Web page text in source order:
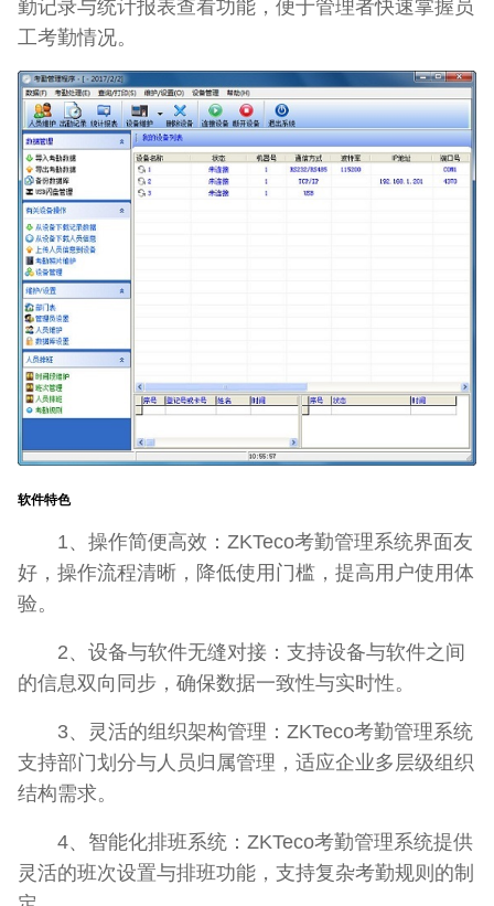
勤记录与统计报表查看功能，便于管理者快速掌握员
工考勤情况。
软件特色
1、操作简便高效：ZKTeco考勤管理系统界面友
好，操作流程清晰，降低使用门槛，提高用户使用体
验。
2、设备与软件无缝对接：支持设备与软件之间
的信息双向同步，确保数据一致性与实时性。
3、灵活的组织架构管理：ZKTeco考勤管理系统
支持部门划分与人员归属管理，适应企业多层级组织
结构需求。
4、智能化排班系统：ZKTeco考勤管理系统提供
灵活的班次设置与排班功能，支持复杂考勤规则的制